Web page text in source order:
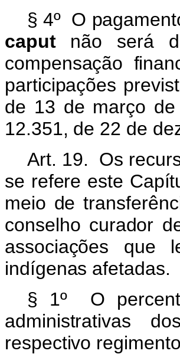
§ 4º O
caputnão será
compensação
participações
de 13 de março
12.351, de 22 de
Art. 19. Os
se refere este
meio de
conselho curador
associações que
indígenas afetadas.
§ 1º O
administrativas
respectivo